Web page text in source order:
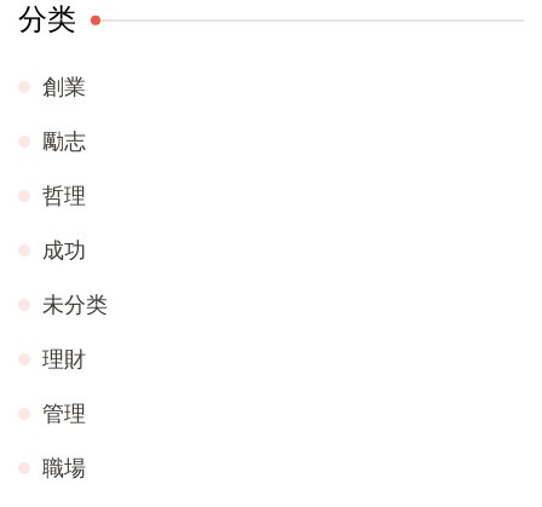
分类
創業
勵志
哲理
成功
未分类
理財
管理
職場